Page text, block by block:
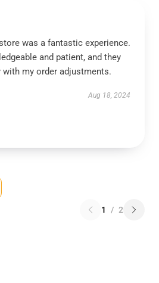
was a fantastic experience.
and patient, and they
my order adjustments.
Aug 18, 2024
1 / 2